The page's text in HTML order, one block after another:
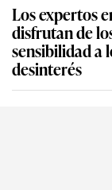
Los expertos
disfrutan de
sensibilidad a
desinterés